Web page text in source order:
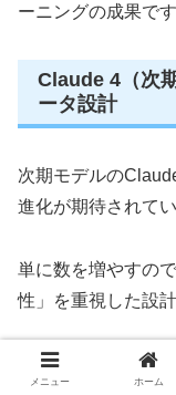
ーニングの成果です
Claude 4（次
ータ設計
次期モデルの
進化が期待されてい
単に数を増やすの
性」を重視した設
今後の方向性とし
メニュー ホーム